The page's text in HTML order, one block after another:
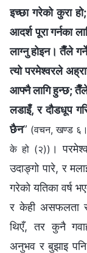
इच्‍छा गरेको कुरा
आदर्श पूरा गर्नका
लाग्‍नु होइन। तैँले
त्यो परमेश्‍वरले
आफ्‍नै लागि हुन्छ;
लडाइँ, र दौडधूप
छैन” (वचन, खण्ड ६।
के हो (२)) ।
उदाङ्गो पारे, र
गरेको यतिका वर्ष
र केही असफलता
थिएँ, तर कुनै
अनुभव र बुझाइ